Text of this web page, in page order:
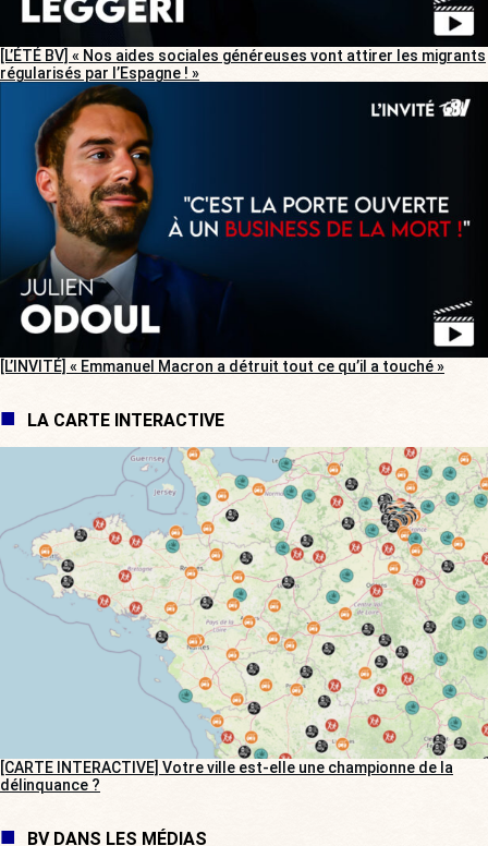
[L’ÉTÉ BV] « Nos aides sociales généreuses vont attirer les migrants
régularisés par l’Espagne ! »
[L’INVITÉ] « Emmanuel Macron a détruit tout ce qu’il a touché »
LA CARTE INTERACTIVE
[CARTE INTERACTIVE] Votre ville est-elle une championne de la
délinquance ?
BV DANS LES MÉDIAS